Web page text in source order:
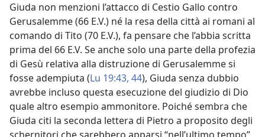
Giuda non menzioni l’attacco di Cestio Gallo contro
Gerusalemme (66 E.V.) né la resa della città ai romani al
comando di Tito (70 E.V.), fa pensare che l’abbia scritta
prima del 66 E.V. Se anche solo una parte della profezia
di Gesù relativa alla distruzione di Gerusalemme si
fosse adempiuta (Lu 19:43, 44), Giuda senza dubbio
avrebbe incluso questa esecuzione del giudizio di Dio
quale altro esempio ammonitore. Poiché sembra che
Giuda citi la seconda lettera di Pietro a proposito degli